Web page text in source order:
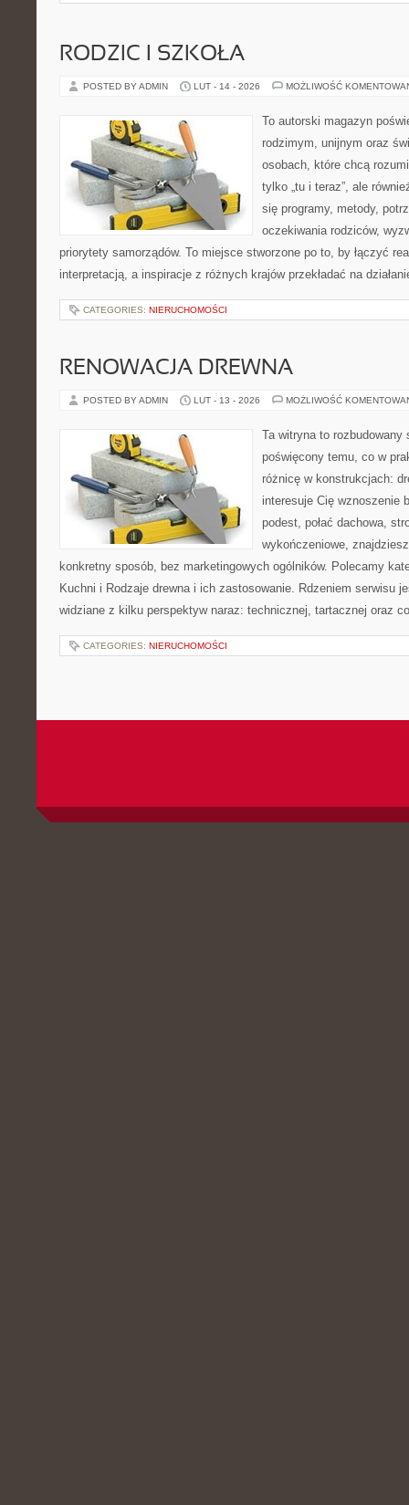
RODZIC I SZKOŁA
POSTED BY ADMIN LUT - 14 - 2026 MOŻLIWOŚĆ
To autorski magazyn
rodzimym, unijnym oraz
osobach, które chcą
tylko „tu i teraz”, ale
się programy, metody,
oczekiwania rodziców,
priorytety samorządów. To miejsce stworzone po to, by łączyć
interpretacją, a inspiracje z różnych krajów przekładać na
CATEGORIES: NIERUCHOMOŚCI
RENOWACJA DREWNA
POSTED BY ADMIN LUT - 13 - 2026 MOŻLIWOŚĆ
Ta witryna to rozbudowany
poświęcony temu, co w
różnicę w konstrukcjach:
interesuje Cię wznoszenie
podest, połać dachowa,
wykończeniowe,
konkretny sposób, bez marketingowych ogólników. Polecamy
Kuchni i Rodzaje drewna i ich zastosowanie. Rdzeniem serwisu
widziane z kilku perspektyw naraz: technicznej, tartacznej oraz
CATEGORIES: NIERUCHOMOŚCI